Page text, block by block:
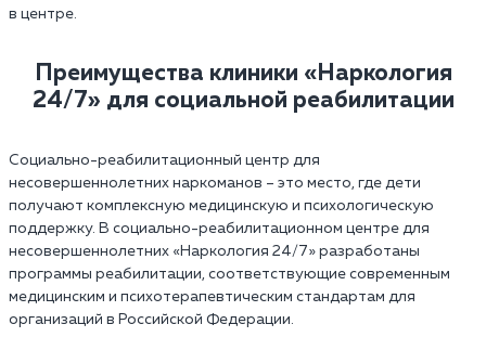
в центре.
Преимущества клиники «Наркология
24/7»‎ для социальной реабилитации
Социально-реабилитационный центр для
несовершеннолетних наркоманов – это место, где дети
получают комплексную медицинскую и психологическую
поддержку. В социально-реабилитационном центре для
несовершеннолетних «Наркология 24/7» разработаны
программы реабилитации, соответствующие современным
медицинским и психотерапевтическим стандартам для
организаций в Российской Федерации.